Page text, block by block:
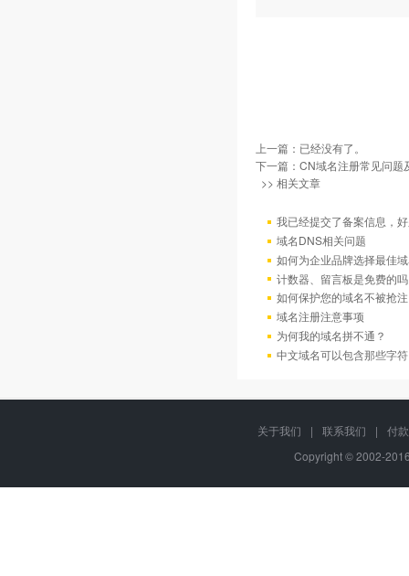
上一篇：已经没有了。
下一篇： CN域名注册常见问题
>> 相关文章
我已经提交了备案信息，
域名DNS相关问题
如何为企业品牌选择最佳
计数器、留言板是免费的
如何保护您的域名不被抢注
域名注册注意事项
为何我的域名拼不通？
中文域名可以包含那些字
关于我们 | 联系我们 |
付
Copyright © 2002-